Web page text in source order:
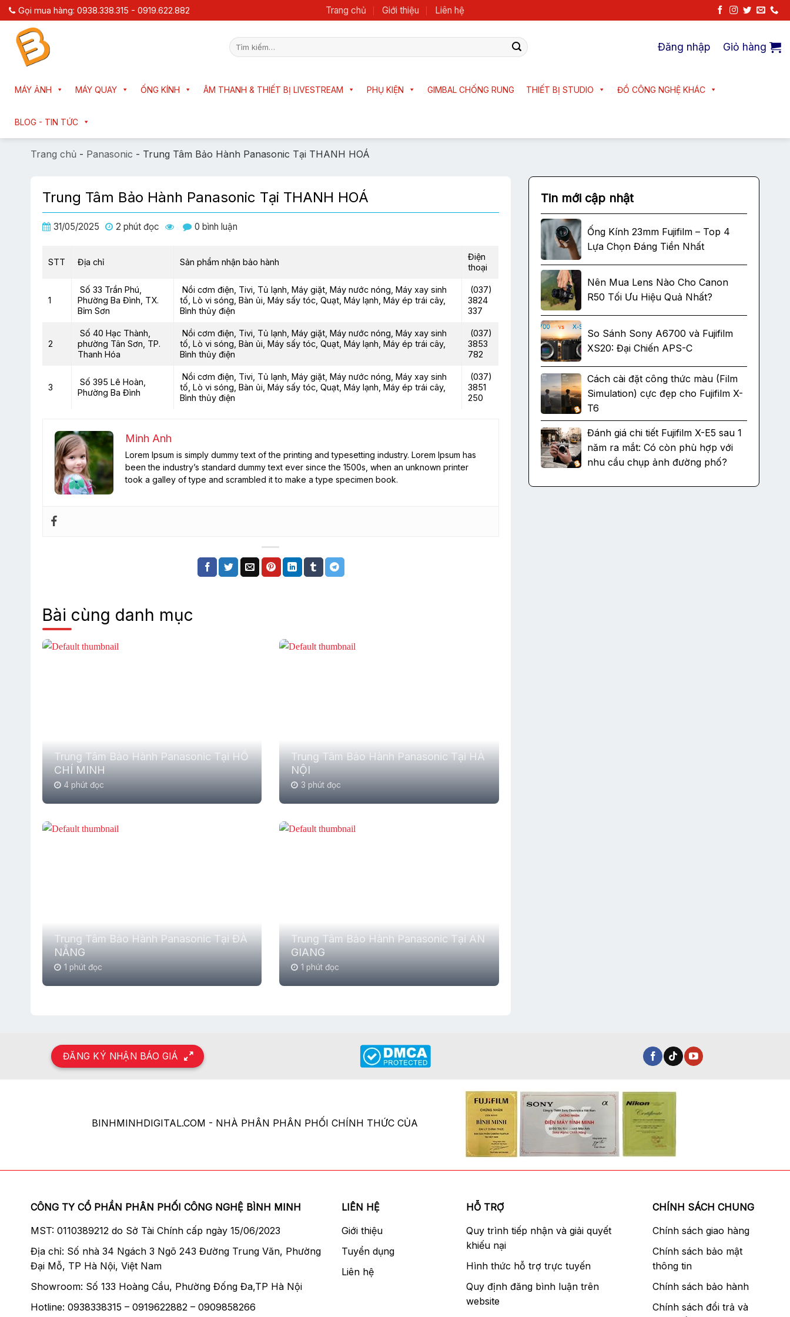
Chuyển
đến
dung
Gọi mua hàng: 0938.338.315 - 0919.622.882 Trang chủ Giới thiệu Liên hệ
Tìm
kiếm:
Đăng nhập Giỏ hàng
MÁY ẢNH MÁY QUAY ỐNG KÍNH ÂM THANH & THIẾT BỊ LIVESTREAM PHỤ KIỆN GIMBAL CHỐNG RUNG THIẾT BỊ STUDIO ĐỒ CÔNG NGHỆ KHÁC
BLOG - TIN TỨC
Trang chủ - Panasonic - Trung Tâm Bảo Hành Panasonic Tại THANH HOÁ
Trung Tâm Bảo Hành Panasonic Tại THANH HOÁ
31/05/2025 2 phút đọc 0 bình luận
STT Địa chỉ Sản phẩm nhận bảo hành
Điện
thoại
1
Số 33 Trần Phú,
Phường Ba Đình, TX.
Bỉm Sơn
Nồi cơm điện, Tivi, Tủ lạnh, Máy giặt, Máy nước nóng, Máy xay sinh
tố, Lò vi sóng, Bàn ủi, Máy sấy tóc, Quạt, Máy lạnh, Máy ép trái cây,
Bình thủy điện
(037)
3824
337
2
Số 40 Hạc Thành,
phường Tân Sơn, TP.
Thanh Hóa
Nồi cơm điện, Tivi, Tủ lạnh, Máy giặt, Máy nước nóng, Máy xay sinh
tố, Lò vi sóng, Bàn ủi, Máy sấy tóc, Quạt, Máy lạnh, Máy ép trái cây,
Bình thủy điện
(037)
3853
782
3
Số 395 Lê Hoàn,
Phường Ba Đình
Nồi cơm điện, Tivi, Tủ lạnh, Máy giặt, Máy nước nóng, Máy xay sinh
tố, Lò vi sóng, Bàn ủi, Máy sấy tóc, Quạt, Máy lạnh, Máy ép trái cây,
Bình thủy điện
(037)
3851
250
Minh Anh
Lorem Ipsum is simply dummy text of the printing and typesetting industry. Lorem Ipsum has
been the industry’s standard dummy text ever since the 1500s, when an unknown printer
took a galley of type and scrambled it to make a type specimen book.
Bài cùng danh mục
Trung Tâm Bảo Hành Panasonic Tại HỒ
CHÍ MINH
4 phút đọc
Trung Tâm Bảo Hành Panasonic Tại HÀ
NỘI
3 phút đọc
Trung Tâm Bảo Hành Panasonic Tại ĐÀ
NẴNG
1 phút đọc
Trung Tâm Bảo Hành Panasonic Tại AN
GIANG
1 phút đọc
Tin mới cập nhật
Ống Kính 23mm Fujifilm – Top 4
Lựa Chọn Đáng Tiền Nhất
Nên Mua Lens Nào Cho Canon
R50 Tối Ưu Hiệu Quả Nhất?
So Sánh Sony A6700 và Fujifilm
XS20: Đại Chiến APS-C
Cách cài đặt công thức màu (Film
Simulation) cực đẹp cho Fujifilm X-
T6
Đánh giá chi tiết Fujifilm X-E5 sau 1
năm ra mắt: Có còn phù hợp với
nhu cầu chụp ảnh đường phố?
ĐĂNG KÝ NHẬN BÁO GIÁ
BINHMINHDIGITAL.COM - NHÀ PHÂN PHÂN PHỐI CHÍNH THỨC CỦA
CÔNG TY CỔ PHẦN PHÂN PHỐI CÔNG NGHỆ BÌNH MINH
MST: 0110389212 do Sở Tài Chính cấp ngày 15/06/2023
Địa chỉ: Số nhà 34 Ngách 3 Ngõ 243 Đường Trung Văn, Phường
Đại Mỗ, TP Hà Nội, Việt Nam
Showroom: Số 133 Hoàng Cầu, Phường Đống Đa,TP Hà Nội
Hotline: 0938338315 – 0919622882 – 0909858266
LIÊN HỆ
Giới thiệu
Tuyển dụng
Liên hệ
HỖ TRỢ
Quy trình tiếp nhận và giải quyết
khiếu nại
Hình thức hỗ trợ trực tuyến
Quy định đăng bình luận trên
website
CHÍNH SÁCH CHUNG
Chính sách giao hàng
Chính sách bảo mật
thông tin
Chính sách bảo hành
Chính sách đổi trả và